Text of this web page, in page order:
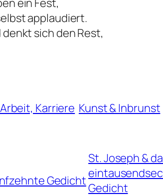
applaudiert.
sich den Rest,
Karriere Kunst & Inbrunst
Gedicht
St. Joseph &
Gedicht